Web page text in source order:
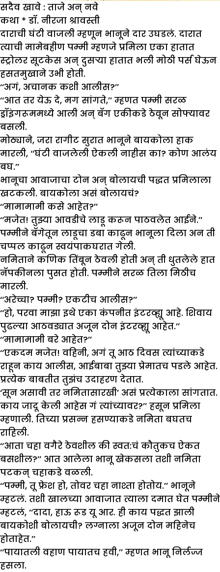
सदैव खावे : ताजे अन् नवे
कथा * डॉ. नीरजा श्रावस्ती
दाराची घंटी वाजली म्हणून भानूने दार उघडलं. दारात
त्याची मामेबहीण पम्मी म्हणजे प्रमिला एका हातात
स्ट्रोलर सूटकेस अन् दुसऱ्या हातात भली मोठी पर्स घेऊन
हसतमुखाने उभी होती.
‘‘अगं, अचानक कशी आलीस?’’
‘‘आत तर येऊ दे, मग सांगते,’’ म्हणत पम्मी सरळ
ड्रॉइंगरूममध्ये आली अन् बॅग एकीकडे ठेवून सोफ्यावर
बसली.
मोठ्याने, जरा रागीट सुरात भानूने बायकोला हाक
मारली, ‘‘घंटी वाजलेली ऐकली नाहीस का? कोण आलंय
बघ.’’
भानूचा आवाजाचा टोन अन् बोलायची पद्धत प्रमिलाला
खटकली. बायकोला असं बोलायचं?
‘‘मामामामी कसे आहेत?’’
‘‘मजेत! तुझ्या आवडीचे लाडू करून पाठवलेत आईने.’’
पम्मीने बॅगेतून लाडूचा डबा काढून भानूला दिला अन ती
चप्पल काढून स्वयंपाकघरात गेली.
नमिताने कणिक तिंबून ठेवली होती अन् ती धुतलेले हात
नॅपकीनला पुसत होती. पम्मीने सरळ तिला मिठीच
मारली.
‘‘अरेच्चा? पम्मी? एकटीच आलीस?’’
‘‘हो, परवा माझा इथे एका कंपनीत इंटरव्ह्यू आहे. शिवाय
पुढल्या आठवड्यात अजून दोन इंटरव्ह्यू आहेत.’’
‘‘मामामामी बरे आहेत?’’
‘‘एकदम मजेत! वहिनी, अगं तू आठ दिवस त्यांच्याकडे
राहून काय आलीस, आईबाबा तुझ्या प्रेमातच पडले आहेत.
प्रत्येक बाबतीत तुझंच उदाहरण देतात.
‘सून असावी तर नमितासारखी’ असं प्रत्येकाला सांगतात.
काय जादू केली आहेस गं त्यांच्यावर?’’ हसून प्रमिला
म्हणाली. तिच्या प्रसन्न हसण्याकडे नमिता बघतच
राहिली.
‘‘आता चहा वगैरे ठेवशील की स्वत:चं कौतुकच ऐकत
बसशील?’’ आत आलेला भानू खेकसला तशी नमिता
पटकन् चहाकडे वळली.
‘‘पम्मी, तू फ्रेश हो, तोवर चहा नाश्ता होतोय.’’ भानूने
म्हटलं. तशी खालच्या आवाजात त्याला दमात घेत पम्मीने
म्हटलं, ‘‘दादा, हाऊ रूड यू आर. ही काय पद्धत झाली
बायकोशी बोलायची? लग्नाला अजून दोन महिनेच
होताहेत.’’
‘‘पायातली वहाण पायातच हवी,’’ म्हणत भानू निर्लज्ज
हसला.